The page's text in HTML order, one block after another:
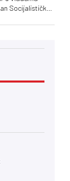
Socijalističke